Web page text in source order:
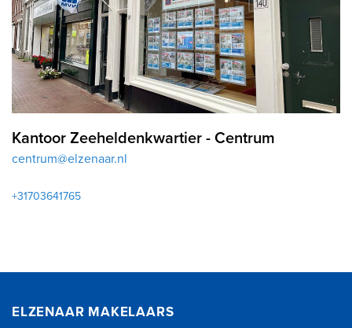
Kantoor Zeeheldenkwartier - Centrum
centrum@elzenaar.nl
+31703641765
ELZENAAR MAKELAARS